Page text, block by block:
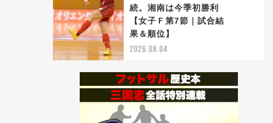
続。湘南は今季初勝利
【女子Ｆ第7節｜試合結
果＆順位】
2026.08.04